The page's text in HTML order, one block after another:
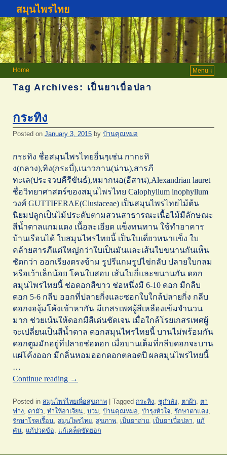
สมุนไพรไทย
Home Menu ↓
Tag Archives: เป็นยาเบื่อปลา
กระทิง
Posted on January 3, 2015 by บ้านคุณหมอ
กระทิง ชื่อสมุนไพรไทยอื่นๆเช่น กากะทิ
ง(กลาง),ทิง(กระบี่),เนาวกาน(น่าน),สารภี
ทะเล(ประจวบคีรีขันธ์),หมากนอ(อีสาน),Alexandrian lauret
ชื่อวิทยาศาสตร์ของสมุนไพรไทย Calophyllum inophyllum
วงศ์ GUTTIFERAE(Clusiaceae) เป็นสมุนไพรไทยไม้ต้น
นิยมปลูกเป็นไม้ประดับตามสวนสาธารณะเนื้อไม้มีลักษณะ
สีน้ำตาลแกมแดง เนื้อละเอียด แข็งทนทาน ใช้ทำอาคาร
บ้านเรือนได้ ใบสมุนไพรไทยนี้ เป็นใบเดี่ยวหนาแข็ง ใบ
คล้ายสารภีแต่ใหญ่กว่าใบเป็นมันและเส้นใบขนานกันเห็น
ชัดกว่า ออกเรียงตรงข้าม รูปรีแกมรูปไข่กลับ ปลายใบกลม
หรือเว้าเล็กน้อย โคนใบสอบ เส้นใบถี่และขนานกัน ดอก
สมุนไพรไทยนี้ ช่อดอกสีขาว ช่อหนึ่งมี 6-10 ดอก มีกลีบ
ดอก 5-6 กลีบ ออกที่ปลายกิ่งและซอกใบใกล้ปลายกิ่ง กลีบ
ดอกงองุ้มโค้งเข้าหากัน มีเกสรเพศผู้สีเหลืองเข้มจำนวน
มาก ช่วยเน้นให้ดอกมีสีเด่นชัดเจน เมื่อใกล้โรยเกสรเพศผู้
จะเปลี่ยนเป็นสีน้ำตาล ดอกสมุนไพรไทยนี้ บานไม่พร้อมกัน
ดอกตูมมักอยู่ที่ปลายช่อดอก เมื่อบานเต็มที่กลีบดอกจะบาน
แผ่โค้งออก มีกลิ่นหอมออกดอกตลอดปี ผลสมุนไพรไทยนี้
…
Continue reading →
Posted in สมุนไพรไทยเพื่อสุขภาพ Tagged กระทิง, ชูกำลัง, ตาฝ้า, ตา
ฟาง, ตามัว, ทำให้อาเจียน, บวม, บ้านคุณหมอ, บำรุงหัวใจ, รักษาตาแดง,
รักษาโรคเรื้อน, สมุนไพรไทย, สุขภาพ, เป็นยาถ่าย, เป็นยาเบื่อปลา, แก้
คัน, แก้ปวดข้อ, แก้เคล็ดขัดยอก